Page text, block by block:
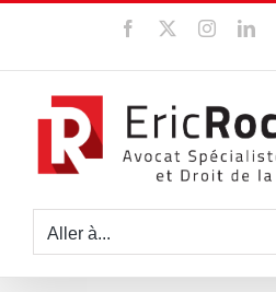
contenu
Facebook
Aller à...